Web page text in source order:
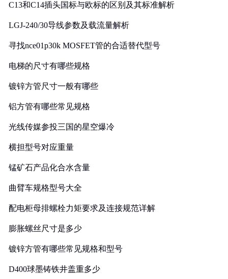
C13和C14插头国标与欧标的区别及其标准解析
LGJ-240/30导线参数及载流量解析
寻找nce01p30k MOSFET管的合适替代型号
电梯的尺寸有哪些规格
镀锌方管尺寸一般有哪些
铝方管有哪些常见规格
光线传媒参投三国的星空爆冷
横担型号对应重量
锰矿石产品化合水含量
曲臂车规格型号大全
配电柜母排螺栓力矩要求及连接规范详解
膨胀螺丝尺寸是多少
镀锌方管有哪些常见规格和型号
D400球墨铸铁井盖重多少